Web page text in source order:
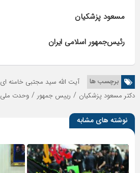
مسعود پزشکیان
رئیس‌جمهور اسلامی ایران
برچسب ها آیت الله سید مجتبی خامنه ای
دکتر مسعود پزشکیان / رییس جمهور / وحدت ملی
نوشته های مشابه